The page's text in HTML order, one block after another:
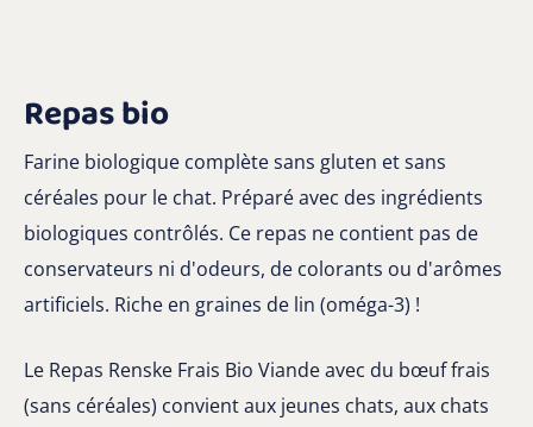
Repas bio
Farine biologique complète sans gluten et sans
céréales pour le chat. Préparé avec des ingrédients
biologiques contrôlés. Ce repas ne contient pas de
conservateurs ni d'odeurs, de colorants ou d'arômes
artificiels. Riche en graines de lin (oméga-3) !
Le Repas Renske Frais Bio Viande avec du bœuf frais
(sans céréales) convient aux jeunes chats, aux chats